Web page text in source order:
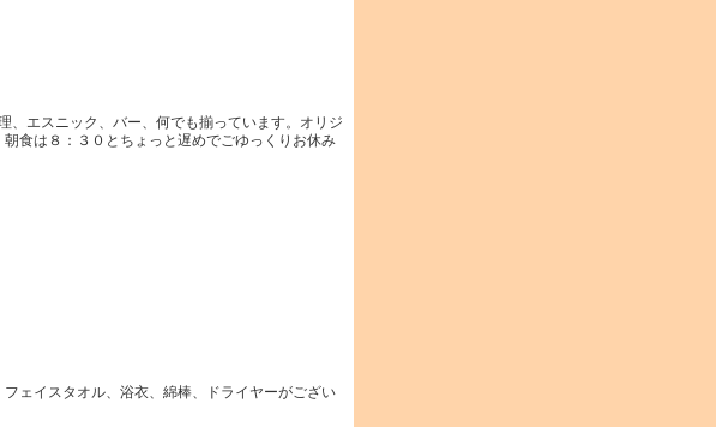
、エスニック、バー、何でも揃っています。オリジ
食は８：３０とちょっと遅めでごゆっくりお休み
ェイスタオル、浴衣、綿棒、ドライヤーがござい